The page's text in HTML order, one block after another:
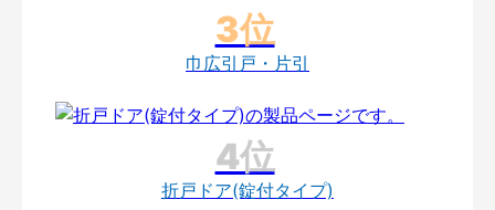
巾広引戸・片引
折戸ドア(錠付タイプ)